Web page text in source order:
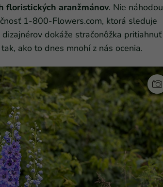
floristických aranžmánov. Nie náhodou
1-800-Flowers.com, ktorá sleduje
dokáže stračonôžka pritiahnuť
ako to dnes mnohí z nás ocenia.